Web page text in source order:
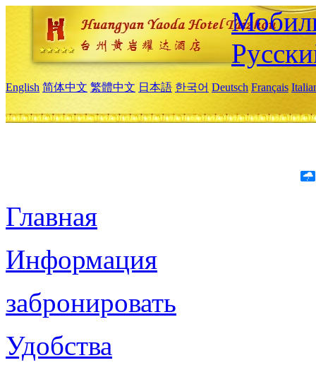
English 简体中文 繁體中文 日本語 한국어 Deutsch Français
Главная
Информация
забронировать
Удобства